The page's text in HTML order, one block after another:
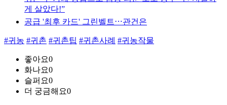
게 살았다!”
공급 '최후 카드' 그린벨트⋯관건은
#귀농 #귀촌 #귀촌팁 #귀촌사례 #귀농작물
좋아요0
화나요0
슬퍼요0
더 궁금해요0